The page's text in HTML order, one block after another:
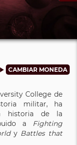
College de
militar, ha
historia de la
a Fighting
y Battles that